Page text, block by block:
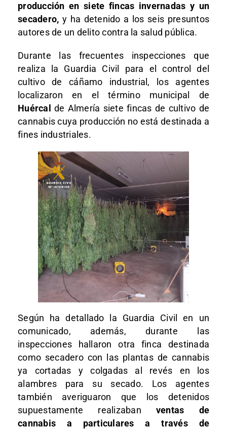
producción en siete fincas invernadas y un
secadero, y ha detenido a los seis presuntos
autores de un delito contra la salud pública.
Durante las frecuentes inspecciones que
realiza la Guardia Civil para el control del
cultivo de cáñamo industrial, los agentes
localizaron en el término municipal de
Huércal
de Almería siete fincas de cultivo de
cannabis cuya producción no está destinada a
fines industriales.
Según ha detallado la Guardia Civil en un
comunicado, además, durante las
inspecciones hallaron otra finca destinada
como secadero con las plantas de cannabis
ya cortadas y colgadas al revés en los
alambres para su secado. Los agentes
también averiguaron que los detenidos
supuestamente realizaban ventas de
cannabis a particulares a través de